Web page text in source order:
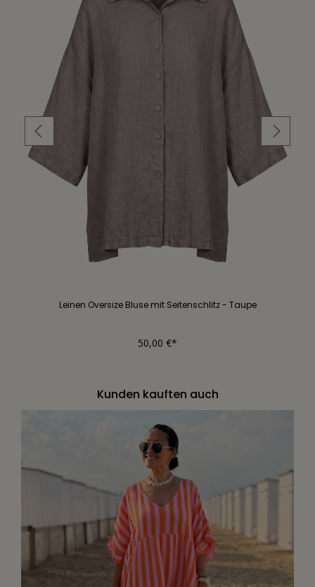
Leinen Oversize Bluse mit Seitenschlitz - Taupe
50,00 €*
Kunden kauften auch